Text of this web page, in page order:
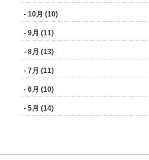
- 10月 (10)
- 9月 (11)
- 8月 (13)
- 7月 (11)
- 6月 (10)
- 5月 (14)